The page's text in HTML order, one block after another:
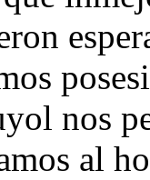
nos
al